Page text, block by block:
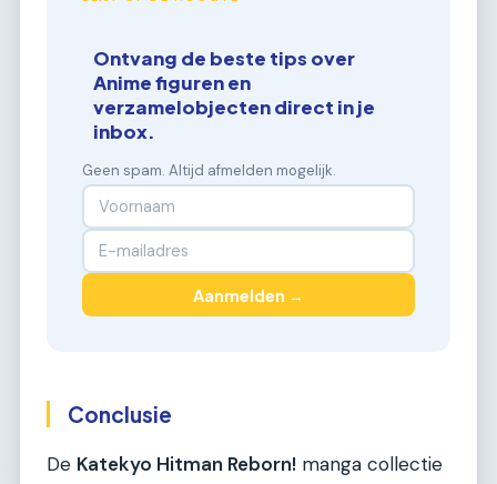
Ontvang de beste tips over
Anime figuren en
verzamelobjecten direct in je
inbox.
Geen spam. Altijd afmelden mogelijk.
Aanmelden →
Conclusie
De Katekyo Hitman Reborn! manga collectie